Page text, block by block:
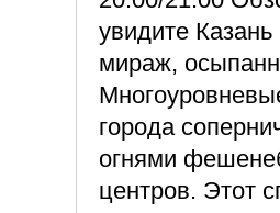
увидите
мираж,
города
огнями
центров. Этот